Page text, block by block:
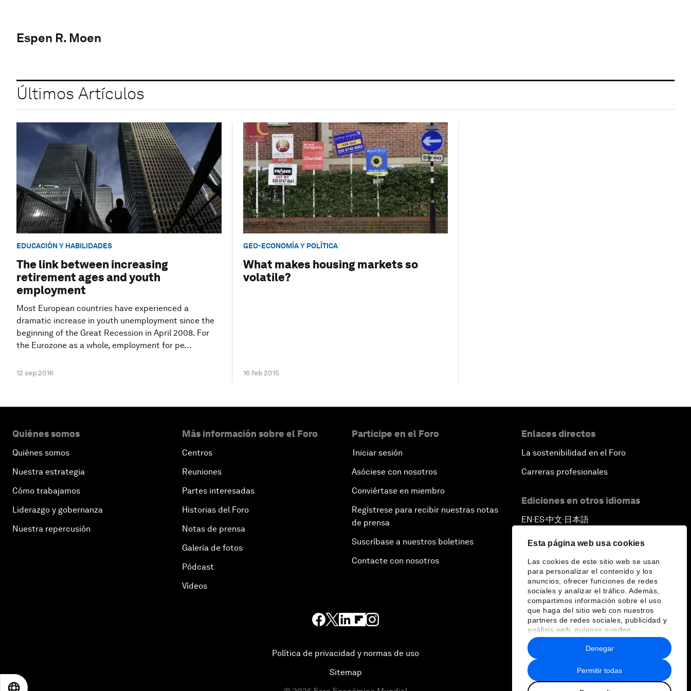
Esta página web usa cookies
Las cookies de este sitio web se usan
para personalizar el contenido y los
anuncios, ofrecer funciones de redes
sociales y analizar el tráfico. Además,
compartimos información sobre el uso
que haga del sitio web con nuestros
partners de redes sociales, publicidad y
análisis web, quienes pueden
combinarla con otra información que les
haya proporcionado o que hayan
recopilado a partir del uso que haya
hecho de sus servicios.
Permitir todas
Denegar
Espen R. Moen
Últimos Artículos
EDUCACIÓN Y HABILIDADES
The link between increasing
retirement ages and youth
employment
Most European countries have experienced a
dramatic increase in youth unemployment since the
beginning of the Great Recession in April 2008. For
the Eurozone as a whole, employment for pe...
12 sep 2016
GEO-ECONOMÍA Y POLÍTICA
What makes housing markets so
volatile?
16 feb 2015
Quiénes somos
Quiénes somos
Nuestra estrategia
Cómo trabajamos
Liderazgo y gobernanza
Nuestra repercusión
Más información sobre el Foro
Centros
Reuniones
Partes interesadas
Historias del Foro
Notas de prensa
Galería de fotos
Pódcast
Vídeos
Participe en el Foro
Iniciar sesión
Asóciese con nosotros
Conviértase en miembro
Regístrese para recibir nuestras notas
de prensa
Suscríbase a nuestros boletines
Contacte con nosotros
Enlaces directos
La sostenibilidad en el Foro
Carreras profesionales
Ediciones en otros idiomas
EN ▪ ES▪中文▪ 日本語
Política de privacidad y normas de uso
Sitemap